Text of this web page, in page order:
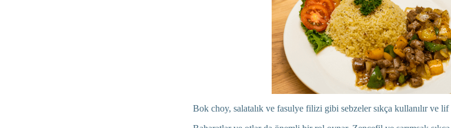
Bok choy, salatalık ve fasulye filizi gibi sebzeler sıkça kullanılır ve